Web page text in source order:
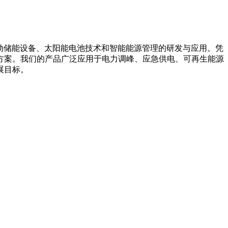
储能设备、太阳能电池技术和智能能源管理的研发与应用。凭
。我们的产品广泛应用于电力调峰、应急供电、可再生能源
标。